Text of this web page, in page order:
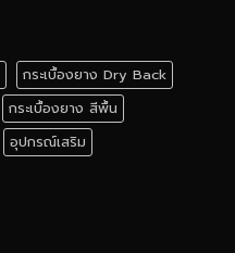
กระเบื้องยาง Dry Back
กระเบื้องยาง สีพื้น
อุปกรณ์เสริม